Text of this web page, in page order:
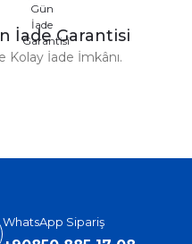
İade Garantisi
Kolay İade İmkânı.
WhatsApp Sipariş